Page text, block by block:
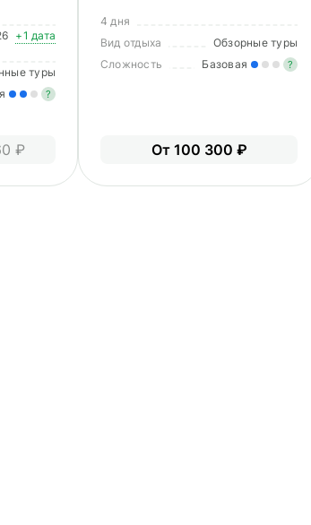
+1 дата
туры
?
вам нужно будет физически
подготовиться к туру.
₽
4 дня
Вид отдыха
Обзорные туры
Сложность
Базовая ?
От 100 300 ₽